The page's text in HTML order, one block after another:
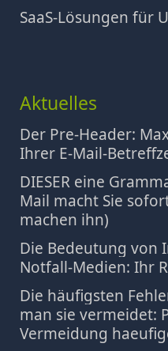
SaaS-Lösungen für
Aktuelles
Der Pre-Header:
Ihrer E-Mail-
DIESER eine
Mail macht Sie
machen ihn)
Die Bedeutung von
Notfall-Medien: Ihr
Die häufigsten
man sie vermeidet:
Vermeidung